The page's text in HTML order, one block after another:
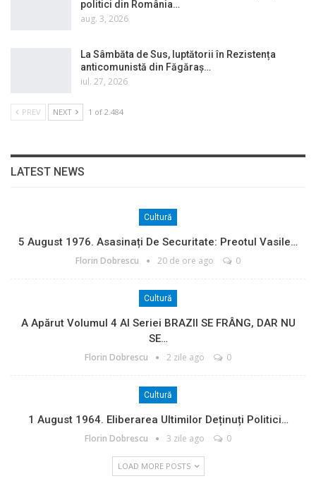
politici din România…
aug. 3, 2026
La Sâmbăta de Sus, luptătorii în Rezistența
anticomunistă din Făgăraș…
iul. 27, 2026
PREV NEXT 1 of 2.484
LATEST NEWS
Cultură
5 August 1976. Asasinați De Securitate: Preotul Vasile…
Florin Dobrescu 20 de ore ago 0
Cultură
A Apărut Volumul 4 Al Seriei BRAZII SE FRÂNG, DAR NU
SE…
Florin Dobrescu 2 zile ago 0
Cultură
1 August 1964. Eliberarea Ultimilor Deținuți Politici…
Florin Dobrescu 3 zile ago 0
LOAD MORE POSTS